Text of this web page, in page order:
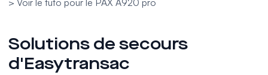
> Voir le tuto pour le PAX A920 pro
Solutions de secours
d'Easytransac